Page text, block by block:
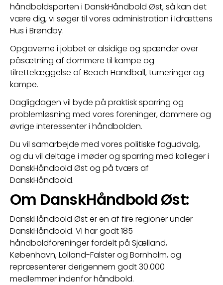
håndboldsporten i DanskHåndbold Øst, så kan det
være dig, vi søger til vores administration i Idrættens
Hus i Brøndby.
Opgaverne i jobbet er alsidige og spænder over
påsætning af dommere til kampe og
tilrettelæggelse af Beach Handball, turneringer og
kampe.
Dagligdagen vil byde på praktisk sparring og
problemløsning med vores foreninger, dommere og
øvrige interessenter i håndbolden.
Du vil samarbejde med vores politiske fagudvalg,
og du vil deltage i møder og sparring med kolleger i
DanskHåndbold Øst og på tværs af
DanskHåndbold.
Om DanskHåndbold Øst:
DanskHåndbold Øst er en af fire regioner under
DanskHåndbold. Vi har godt 185
håndboldforeninger fordelt på Sjælland,
København, Lolland-Falster og Bornholm, og
repræsenterer derigennem godt 30.000
medlemmer indenfor håndbold.